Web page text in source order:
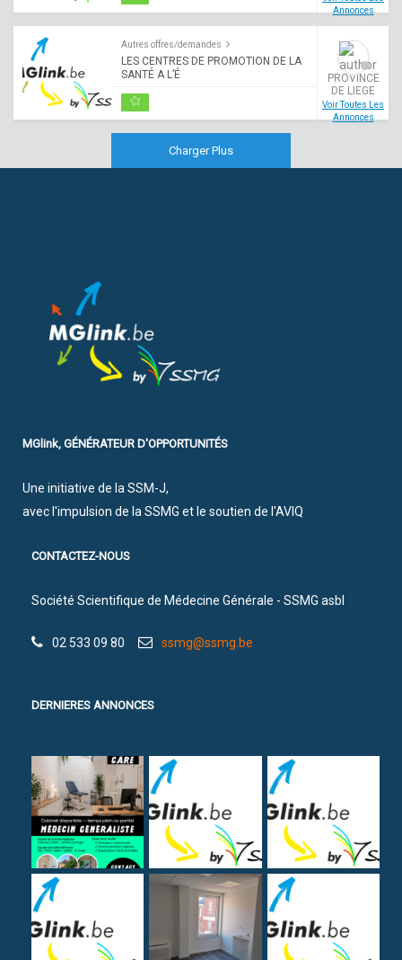
Annonces
Autres offres/demandes
LES CENTRES DE PROMOTION DE LA
SANTÉ A L’É
PROVINCE
DE LIEGE
Voir Toutes Les
Annonces
Charger Plus
MGlink, GÉNÉRATEUR D'OPPORTUNITÉS
Une initiative de la SSM-J,
avec l'impulsion de la SSMG et le soutien de l'AVIQ
CONTACTEZ-NOUS
Société Scientifique de Médecine Générale - SSMG asbl
02 533 09 80 ssmg@ssmg.be
DERNIERES ANNONCES